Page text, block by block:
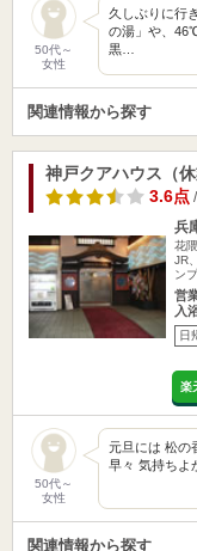
50代～
女性
久しぶりに行
の湯」や、
黒…
関連情報から探す
神戸クアハウス（休
3.6点/
兵
花
JR
ン
営
入
日
楽
50代～
女性
元旦には 松の
早々 気持ちよ
関連情報から探す